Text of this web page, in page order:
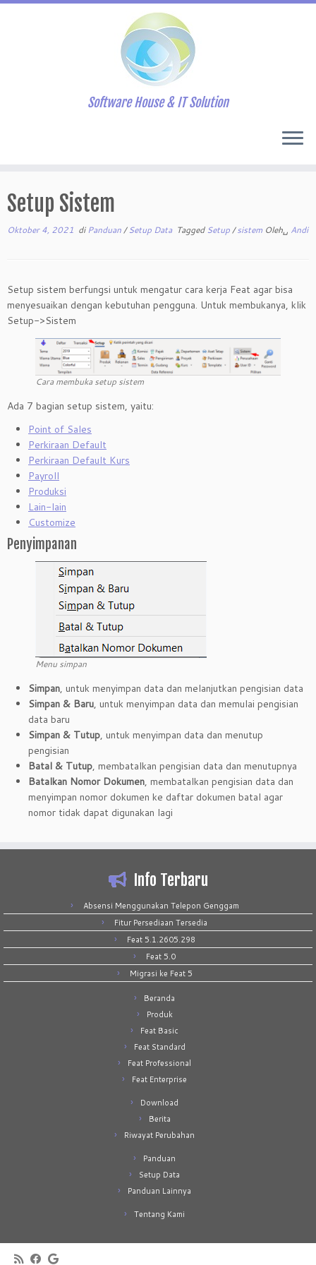
to
content
Software House & IT Solution
Setup Sistem
Oktober 4, 2021 di Panduan/Setup Data TaggedSetup/sistem Oleh␣ Andi
Setup sistem berfungsi untuk mengatur cara kerja Feat agar bisa
menyesuaikan dengan kebutuhan pengguna. Untuk membukanya, klik
Setup->Sistem
Cara membuka setup sistem
Ada 7 bagian setup sistem, yaitu:
Point of Sales
Perkiraan Default
Perkiraan Default Kurs
Payroll
Produksi
Lain-lain
Customize
Penyimpanan
Menu simpan
Simpan, untuk menyimpan data dan melanjutkan pengisian data
Simpan & Baru, untuk menyimpan data dan memulai pengisian
data baru
Simpan & Tutup, untuk menyimpan data dan menutup
pengisian
Batal & Tutup, membatalkan pengisian data dan menutupnya
Batalkan Nomor Dokumen, membatalkan pengisian data dan
menyimpan nomor dokumen ke daftar dokumen batal agar
nomor tidak dapat digunakan lagi
Info Terbaru
Absensi Menggunakan Telepon Genggam
Fitur Persediaan Tersedia
Feat 5.1.2605.298
Feat 5.0
Migrasi ke Feat 5
Beranda
Produk
Feat Basic
Feat Standard
Feat Professional
Feat Enterprise
Download
Berita
Riwayat Perubahan
Panduan
Setup Data
Panduan Lainnya
Tentang Kami